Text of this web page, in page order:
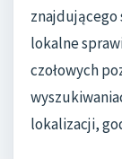
znajdującego
lokalne
czołowych
lokalizacji,